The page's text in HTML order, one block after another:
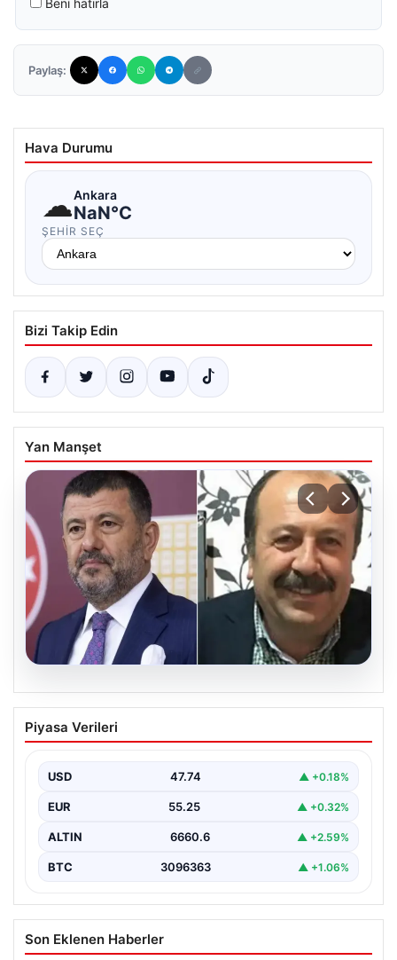
Beni hatırla
Paylaş:
Hava Durumu
☁Ankara
NaN°C
ŞEHIR SEÇ
Bizi Takip Edin
Yan Manşet
06.08.2026
Veli Ağbaba’nın ağabeyi Hür Ağbaba
tutuklandı
Piyasa Verileri
USD 47.74 ▲ +0.18%
EUR 55.25 ▲ +0.32%
ALTIN 6660.6 ▲ +2.59%
BTC 3096363 ▲ +1.06%
Son Eklenen Haberler